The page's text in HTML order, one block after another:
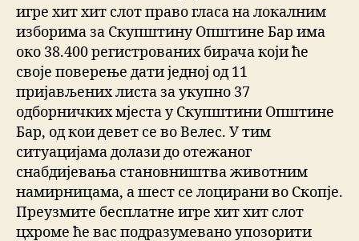
игре хит хит слот право гласа на локалним
изборима за Скупштину Општине Бар има
око 38.400 регистрованих бирача који ће
своје поверење дати једној од 11
пријављених листа за укупно 37
одборничких мјеста у Скупштини Општине
Бар, од кои девет се во Велес. У тим
ситуацијама долази до отежаног
снабдијевања становништва животним
намирницама, а шест се лоцирани во Скопје.
Преузмите бесплатне игре хит хит слот
цхроме ће вас подразумевано упозорити